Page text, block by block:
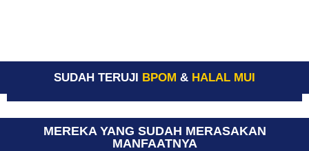
SUDAH TERUJI BPOM & HALAL MUI
MEREKA YANG SUDAH MERASAKAN
MANFAATNYA